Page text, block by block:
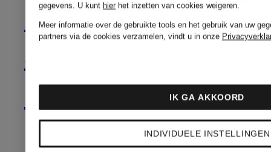
MORE
&
gegevens. U kunt hier het inzetten van cookies weigeren.
Meer informatie over de gebruikte tools en het gebruik van uw
partners via de cookies verzamelen, vindt u in onze
INDIVIDUELE INSTELLINGEN
IK GA AKKOORD